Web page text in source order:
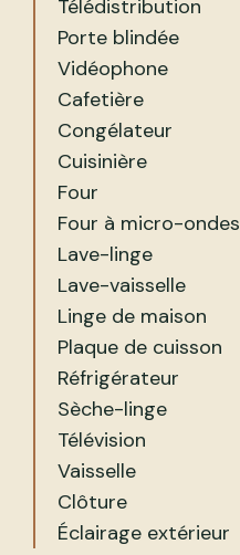
Télédistribution
Porte blindée
Vidéophone
Cafetière
Congélateur
Cuisinière
Four
Four à micro-ondes
Lave-linge
Lave-vaisselle
Linge de maison
Plaque de cuisson
Réfrigérateur
Sèche-linge
Télévision
Vaisselle
Clôture
Éclairage extérieur